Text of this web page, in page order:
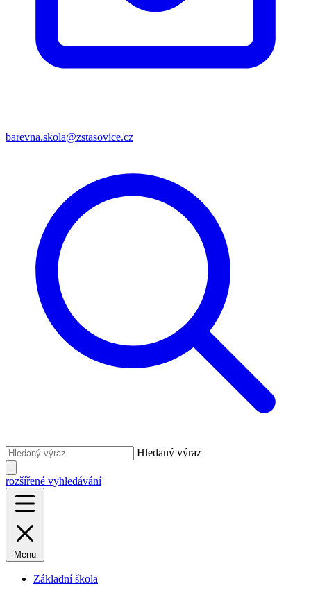
barevna.skola@zstasovice.cz
Hledaný výraz
rozšířené vyhledávání
Menu
Základní škola